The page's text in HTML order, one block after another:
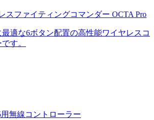
スファイティングコマンダー OCTA Pro
適な6ボタン配置の高性能ワイヤレスコ
す。
用無線コントローラー